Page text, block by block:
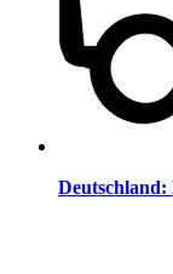
Deutschland: